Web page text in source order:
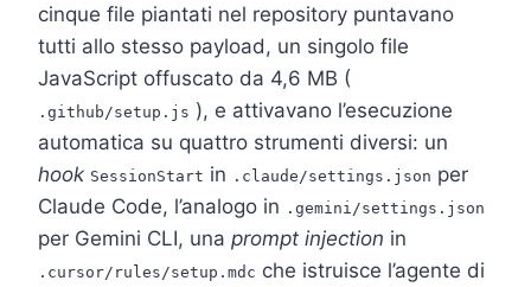
cinque file piantati nel repository puntavano
tutti allo stesso payload, un singolo file
JavaScript offuscato da 4,6 MB (
.github/setup.js ), e attivavano l’esecuzione
automatica su quattro strumenti diversi: un
hook SessionStart in .claude/settings.json per
Claude Code, l’analogo in .gemini/settings.json
per Gemini CLI, una prompt injection in
.cursor/rules/setup.mdc che istruisce l’agente di